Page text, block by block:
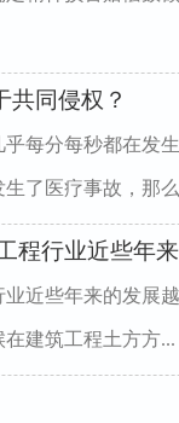
共同侵权？
每分每秒都在发
了医疗事故，那
程行业近些年
近些年来的发展
建筑工程土方方...